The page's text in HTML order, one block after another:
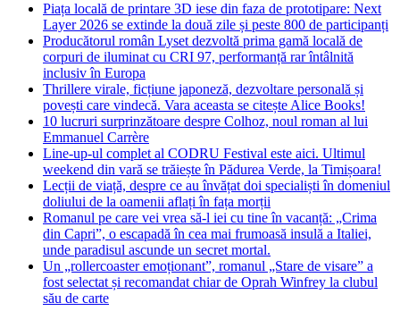
Piața locală de printare 3D iese din faza de prototipare: Next
Layer 2026 se extinde la două zile și peste 800 de participanți
Producătorul român Lyset dezvoltă prima gamă locală de
corpuri de iluminat cu CRI 97, performanță rar întâlnită
inclusiv în Europa
Thrillere virale, ficțiune japoneză, dezvoltare personală și
povești care vindecă. Vara aceasta se citește Alice Books!
10 lucruri surprinzătoare despre Colhoz, noul roman al lui
Emmanuel Carrère
Line-up-ul complet al CODRU Festival este aici. Ultimul
weekend din vară se trăiește în Pădurea Verde, la Timișoara!
Lecții de viață, despre ce au învățat doi specialiști în domeniul
doliului de la oamenii aflați în fața morții
Romanul pe care vei vrea să-l iei cu tine în vacanță: „Crima
din Capri”, o escapadă în cea mai frumoasă insulă a Italiei,
unde paradisul ascunde un secret mortal.
Un „rollercoaster emoționant”, romanul „Stare de visare” a
fost selectat și recomandat chiar de Oprah Winfrey la clubul
său de carte